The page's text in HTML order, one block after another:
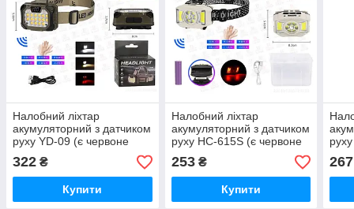
Налобний ліхтар
акумуляторний з датчиком
руху YD-09 (є червоне
світло)
322 ₴
Купити
Налобний ліхтар
акумуляторний з датчиком
руху HC-615S (є червоне
світло)
253₴
Купити
267